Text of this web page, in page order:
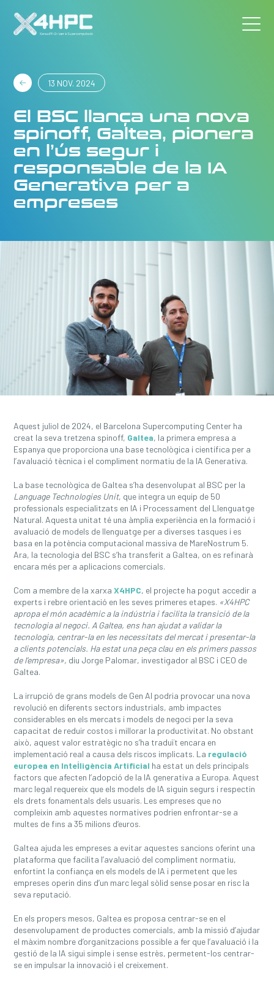
13 NOV. 2024
El BSC llança una nova
spinoff, Galtea, pionera
en l’ús segur i
responsable de la IA
Generativa per a
empreses
Aquest juliol de 2024, el Barcelona Supercomputing Center ha
creat la seva tretzena spinoff, Galtea, la primera empresa a
Espanya que proporciona una base tecnològica i científica per a
l’avaluació tècnica i el compliment normatiu de la IA Generativa.
La base tecnològica de Galtea s’ha desenvolupat al BSC per la
Language Technologies Unit, que integra un equip de 50
professionals especialitzats en IA i Processament del Llenguatge
Natural. Aquesta unitat té una àmplia experiència en la formació i
avaluació de models de llenguatge per a diverses tasques i es
basa en la potència computacional massiva de MareNostrum 5.
Ara, la tecnologia del BSC s’ha transferit a Galtea, on es refinarà
encara més per a aplicacions comercials.
Com a membre de la xarxaX4HPC, el projecte ha pogut accedir a
experts i rebre orientació en les seves primeres etapes. «X4HPC
apropa el món acadèmic a la indústria i facilita la transició de la
tecnologia al negoci. A Galtea, ens han ajudat a validar la
tecnologia, centrar-la en les necessitats del mercat i presentar-la
a clients potencials. Ha estat una peça clau en els primers passos
de l’empresa», diu Jorge Palomar, investigador al BSC i CEO de
Galtea.
La irrupció de grans models de Gen AI podria provocar una nova
revolució en diferents sectors industrials, amb impactes
considerables en els mercats i models de negoci per la seva
capacitat de reduir costos i millorar la productivitat. No obstant
això, aquest valor estratègic no s’ha traduït encara en
implementació real a causa dels riscos implicats. La regulació
europea en Intel·ligència Artificial ha estat un dels principals
factors que afecten l’adopció de la IA generativa a Europa. Aquest
marc legal requereix que els models de IA siguin segurs i respectin
els drets fonamentals dels usuaris. Les empreses que no
compleixin amb aquestes normatives podrien enfrontar-se a
multes de fins a 35 milions d’euros.
Galtea ajuda les empreses a evitar aquestes sancions oferint una
plataforma que facilita l’avaluació del compliment normatiu,
enfortint la confiança en els models de IA i permetent que les
empreses operin dins d’un marc legal sòlid sense posar en risc la
seva reputació.
En els propers mesos, Galtea es proposa centrar-se en el
desenvolupament de productes comercials, amb la missió d’ajudar
el màxim nombre d’organitzacions possible a fer que l’avaluació i la
gestió de la IA sigui simple i sense estrès, permetent-los centrar-
se en impulsar la innovació i el creixement.